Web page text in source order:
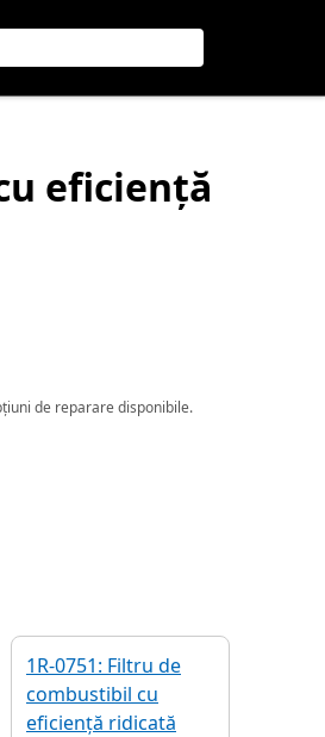
eficiență
de reparare disponibile.
1R-0751: Filtru de
combustibil cu
eficiență ridicată